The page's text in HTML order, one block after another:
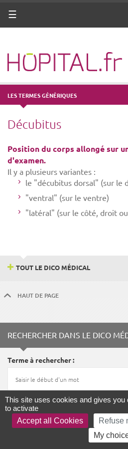
ANNUAIRE
VOTRE SANTÉ
DROITS & DÉMARCHES
MISSIONS
MÉTIERS
Menu
LES TERMES GÉNÉRIQUES
Décubitus
Position du corps allongé sur
d'examen.
Il y a plusieurs variantes :
le "décubitus dorsal" (sur le
"ventral" (sur le ventre)
"latéral" (sur le côté, droit
TOUT LE DICO MÉDICAL
HAUT DE PAGE
RECHERCHER DANS LE DICO
Terme à rechercher
This site uses cookies and gives you
to activate
Accept all Cookies
Refuse
My